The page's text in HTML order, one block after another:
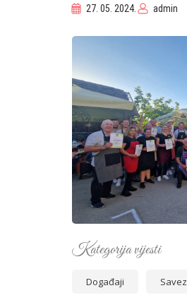
27. 05. 2024. admin
Kategorija vijesti
Događaji Savez